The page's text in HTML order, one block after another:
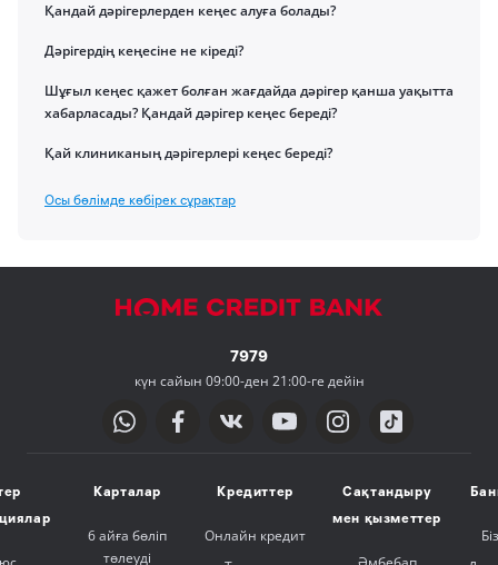
Қандай дәрігерлерден кеңес алуға болады?
Дәрігердің кеңесіне не кіреді?
Шұғыл кеңес қажет болған жағдайда дәрігер қанша уақытта
хабарласады? Қандай дәрігер кеңес береді?
Қай клиниканың дәрігерлері кеңес береді?
Осы бөлімде көбірек сұрақтар
7979
күн сайын 09:00-ден 21:00-ге дейін
Карталар
6 айға бөліп
төлеуді
Кредиттер
Онлайн кредит
Сақтандыру
мен қызметтер